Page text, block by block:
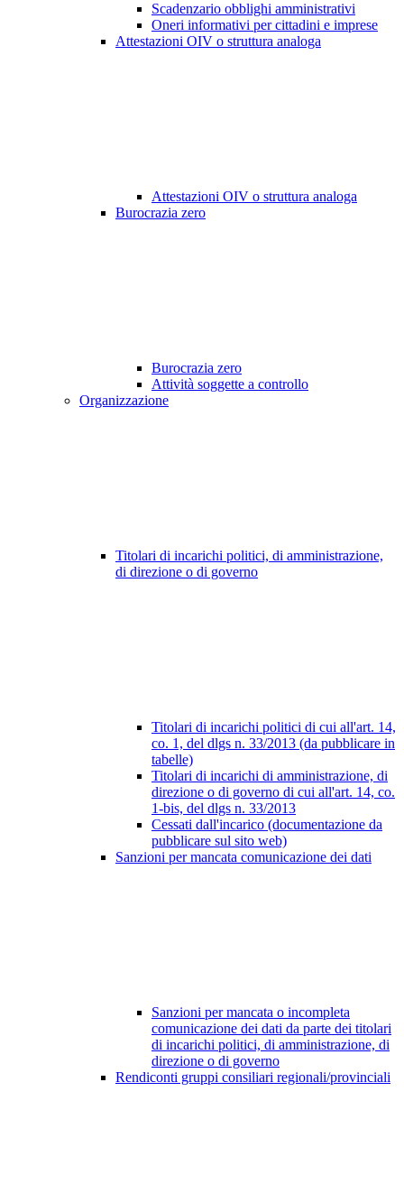
Scadenzario obblighi amministrativi
Oneri informativi per cittadini e imprese
Attestazioni OIV o struttura analoga
Attestazioni OIV o struttura analoga
Burocrazia zero
Burocrazia zero
Attività soggette a controllo
Organizzazione
Titolari di incarichi politici, di amministrazione,
di direzione o di governo
Titolari di incarichi politici di cui all'art. 14,
co. 1, del dlgs n. 33/2013 (da pubblicare in
tabelle)
Titolari di incarichi di amministrazione, di
direzione o di governo di cui all'art. 14, co.
1-bis, del dlgs n. 33/2013
Cessati dall'incarico (documentazione da
pubblicare sul sito web)
Sanzioni per mancata comunicazione dei dati
Sanzioni per mancata o incompleta
comunicazione dei dati da parte dei titolari
di incarichi politici, di amministrazione, di
direzione o di governo
Rendiconti gruppi consiliari regionali/provinciali